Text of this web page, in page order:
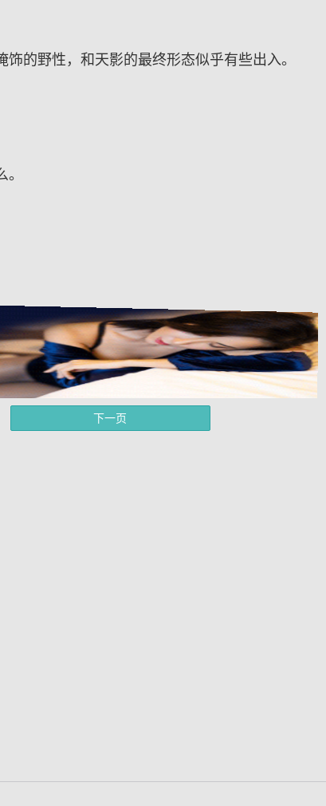
的野性，和天影的最终形态似乎有些出入。
下一页